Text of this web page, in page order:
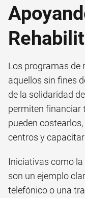
Los programas de
aquellos sin fines
de la solidaridad
permiten financiar
pueden
centros y
Iniciativas como
son un ejemplo
telefónico o una